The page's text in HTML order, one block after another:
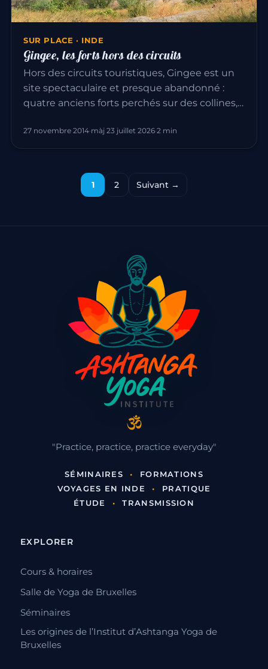
SUR PLACE · INDE
Gingee, les forts hors des circuits
Hors des circuits touristiques, Gingee est un
site spectaculaire et presque abandonné :
quatre anciens forts perchés sur des collines,…
27 novembre 2014·màj 23 juillet 2026·2 min
Navigation entre les pages
1 2 Suivant →
"Practice, practice, practice everyday"
SÉMINAIRES •
FORMATIONS
VOYAGES EN INDE
•
PRATIQUE
ÉTUDE
• TRANSMISSION
EXPLORER
Cours & horaires
Salle de Yoga de Bruxelles
Séminaires
Les origines de l’Institut d’Ashtanga Yoga de
Bruxelles